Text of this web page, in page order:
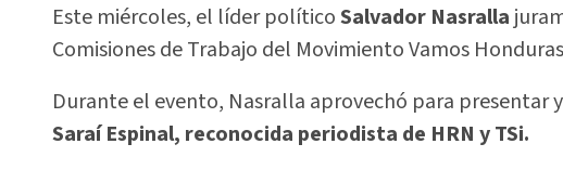
Este miércoles, el líder políticoSalvador Nasralla
Comisiones de Trabajo del Movimiento Vamos
Durante el evento, Nasralla aprovechó para presentar
Saraí Espinal, reconocida periodista de HRN y TSi.